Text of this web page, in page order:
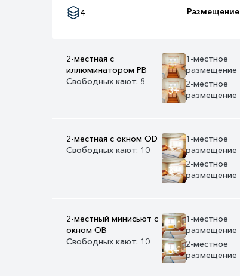
4 Размещение
2-местная с
иллюминатором PB
Свободных кают: 8
1-местное
размещение
3+
2-местное
размещение
2-местная с окном OD
Свободных кают: 10
1-местное
размещение
3+
2-местное
размещение
2-местный минисьют с
окном OB
Свободных кают: 10
1-местное
размещение
3+
2-местное
размещение